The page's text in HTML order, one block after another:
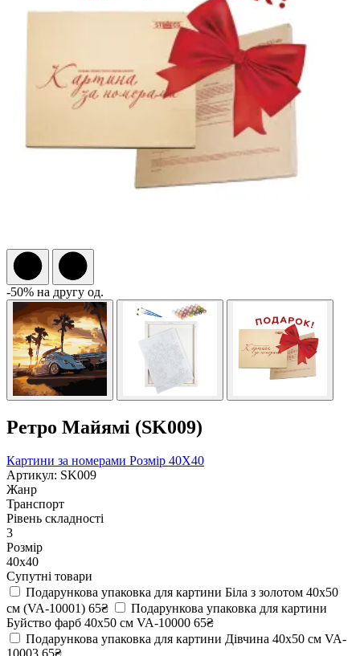
-50% на другу од.
Ретро Майямі (SK009)
Картини за номерами Розмір 40Х40
Артикул: SK009
Жанр
Транспорт
Рівень складності
3
Розмір
40х40
Супутні товари
Подарункова упаковка для картини Біла з золотом 40х50
см (VA-10001) 65₴
Подарункова упаковка для картини
Буйство фарб 40х50 см VA-10000 65₴
Подарункова упаковка для картини Дівчина 40х50 см VA-